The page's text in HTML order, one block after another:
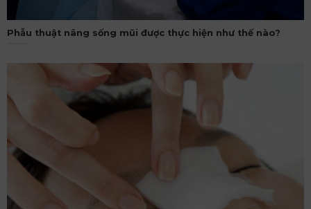
Phẫu thuật nâng sống mũi được thực hiện như thế nào?